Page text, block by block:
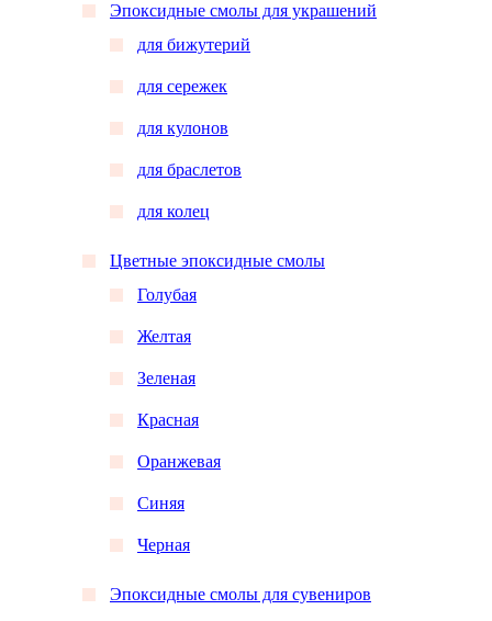
Эпоксидные смолы для украшений
для бижутерий
для сережек
для кулонов
для браслетов
для колец
Цветные эпоксидные смолы
Голубая
Желтая
Зеленая
Красная
Оранжевая
Синяя
Черная
Эпоксидные смолы для сувениров